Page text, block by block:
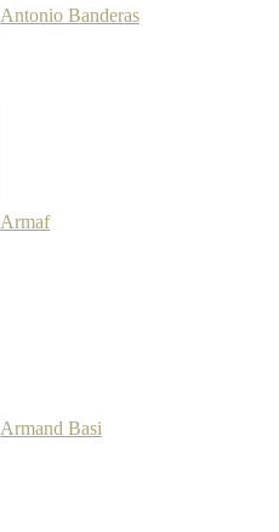
Antonio Banderas
Armaf
Armand Basi